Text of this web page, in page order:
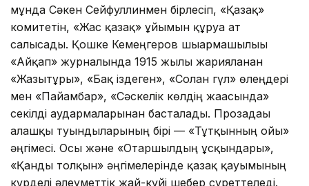
мұнда Сәкен Сейфуллинмен бірлесіп, «Қазақ»
комитетін, «Жас қазақ» ұйымын құруға ат
салысады. Қошке Кемеңгеров шығармашылығы
«Айқап» журналында 1915 жылы жарияланған
«Жазғытұры», «Бақ іздеген», «Солған гүл» өлеңдері
мен «Пайғамбар», «Сәскелік көлдің жағасында»
секілді аудармаларынан басталады. Прозадағы
алғашқы туындыларының бірі — «Тұтқынның ойы»
әңгімесі. Осы және «Отаршылдың ұсқындары»,
«Қанды толқын» әңгімелерінде қазақ қауымының
күрделі әлеуметтік жай-күйі шебер суреттеледі.